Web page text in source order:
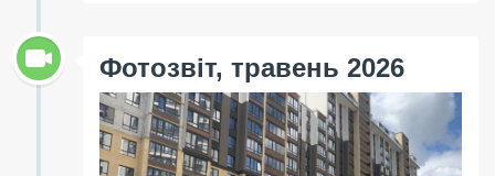
Фотозвіт, травень 2026